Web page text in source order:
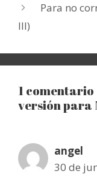
Para no
III)
1 comentario
versión para
angel
30 de